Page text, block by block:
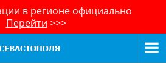
в регионе официально
Перейти >>>